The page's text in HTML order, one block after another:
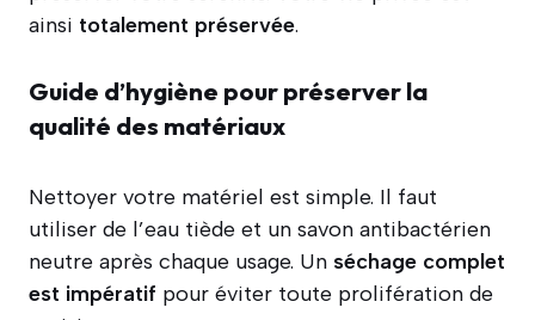
ainsi totalement préservée.
Guide d’hygiène pour préserver la
qualité des matériaux
Nettoyer votre matériel est simple. Il faut
utiliser de l’eau tiède et un savon antibactérien
neutre après chaque usage. Un séchage complet
est impératif pour éviter toute prolifération de